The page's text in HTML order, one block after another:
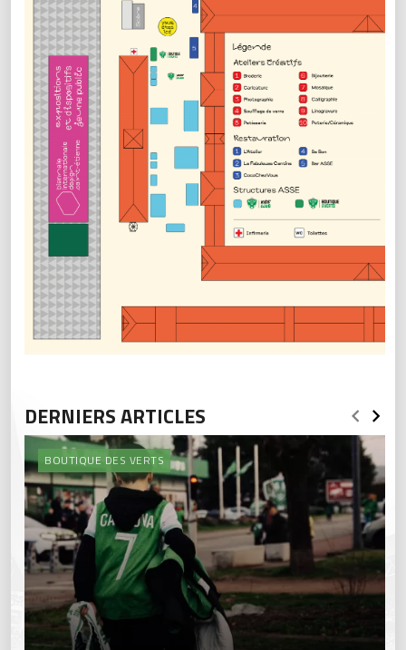
DERNIERS ARTICLES
BOUTIQUE DES VERTS